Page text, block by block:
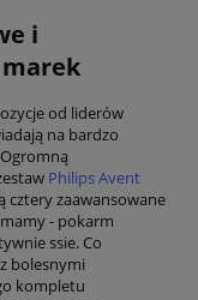
i
od liderów
na bardzo
Philips Avent
cztery zaawansowane
- pokarm
ssie. Co
bolesnymi
kompletu